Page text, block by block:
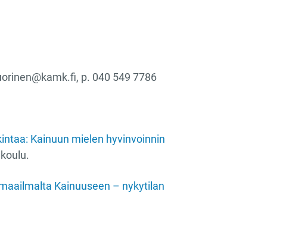
p. 040 549 7786
Kainuun mielen hyvinvoinnin
Kainuuseen – nykytilan